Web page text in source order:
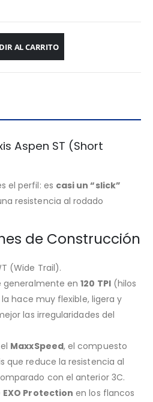
AL CARRITO
Aspen ST (Short
el perfil: es casi un “slick”
resistencia al rodado
de Construcción
(Wide Trail).
generalmente en120 TPI(hilos
hace muy flexible, ligera y
las irregularidades del
MaxxSpeed, el compuesto
que reduce la resistencia al
con el anterior 3C.
EXO Protection en los flancos